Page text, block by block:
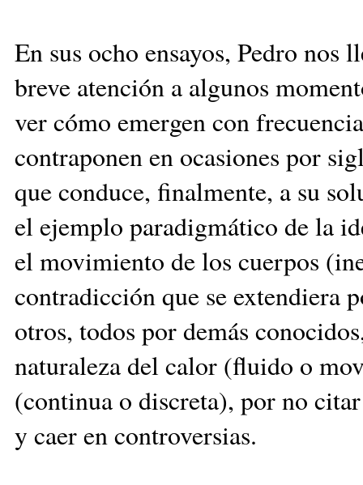
En sus ocho ensayos, Pedro nos
breve atención a algunos
ver cómo emergen con
contraponen en ocasiones por
que conduce, finalmente, a su
el ejemplo paradigmático de la
el movimiento de los cuerpos
contradicción que se extendiera
otros, todos por demás
naturaleza del calor (fluido o
(continua o discreta), por no
y caer en controversias.